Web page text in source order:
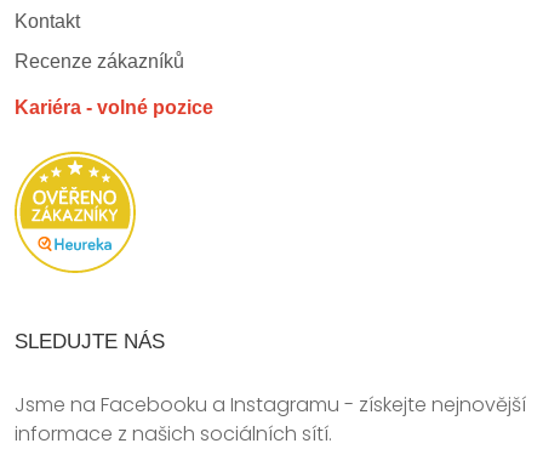
Kontakt
Recenze zákazníků
Kariéra - volné pozice
SLEDUJTE NÁS
Jsme na Facebooku a Instagramu - získejte nejnovější
informace z našich sociálních sítí.